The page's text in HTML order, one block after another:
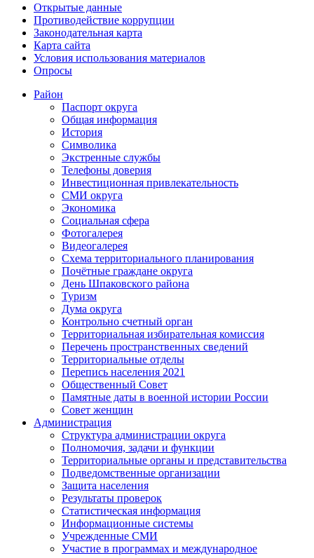
Открытые данные
Противодействие коррупции
Законодательная карта
Карта сайта
Условия использования материалов
Опросы
Район
Паспорт округа
Общая информация
История
Символика
Экстренные службы
Телефоны доверия
Инвестиционная привлекательность
СМИ округа
Экономика
Социальная сфера
Фотогалерея
Видеогалерея
Схема территориального планирования
Почётные граждане округа
День Шпаковского района
Туризм
Дума округа
Контрольно счетный орган
Территориальная избирательная комиссия
Перечень пространственных сведений
Территориальные отделы
Перепись населения 2021
Общественный Совет
Памятные даты в военной истории России
Совет женщин
Администрация
Структура администрации округа
Полномочия, задачи и функции
Территориальные органы и представительства
Подведомственные организации
Защита населения
Результаты проверок
Статистическая информация
Информационные системы
Учрежденные СМИ
Участие в программах и международное